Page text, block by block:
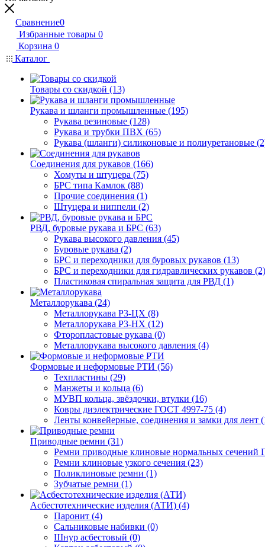
Сравнение0
Избранные товары 0
Корзина 0
Каталог
Товары со скидкой (13)
Рукава и шланги промышленные (195)
Рукава резиновые (128)
Рукава и трубки ПВХ (65)
Рукава (шланги) силиконовые и полиуретановые
Соединения для рукавов (166)
Хомуты и штуцера (75)
БРС типа Камлок (88)
Прочие соединения (1)
Штуцера и ниппели (2)
РВД, буровые рукава и БРС (63)
Рукава высокого давления (45)
Буровые рукава (2)
БРС и переходники для буровых рукавов (13)
БРС и переходники для гидравлических рукавов (2)
Пластиковая спиральная защита для РВД (1)
Металлорукава (24)
Металлорукава Р3-ЦХ (8)
Металлорукава Р3-НХ (12)
Фторопластовые рукава (0)
Металлорукава высокого давления (4)
Формовые и неформовые РТИ (56)
Техпластины (29)
Манжеты и кольца (6)
МУВП кольца, звёздочки, втулки (16)
Ковры диэлектрические ГОСТ 4997-75 (4)
Ленты конвейерные, соединения и замки для лент
Приводные ремни (31)
Ремни приводные клиновые нормальных сечений
Ремни клиновые узкого сечения (23)
Поликлиновые ремни (1)
Зубчатые ремни (1)
Асбестотехнические изделия (АТИ) (4)
Паронит (4)
Сальниковые набивки (0)
Шнур асбестовый (0)